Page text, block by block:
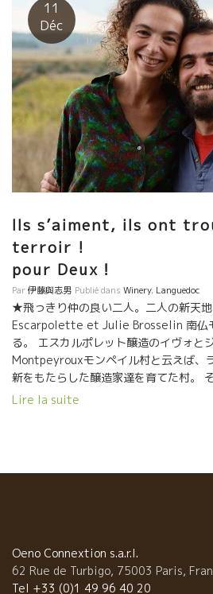
11
Déc
Ils s’aiment, ils ont
terroir !
pour Deux！
Par伊藤與志男 Publié dans Winery, Languedoc
★飛っきり仲の良い二人。二人の新天
Escarpolette et Julie Brosselin 南仏
る。 エスカルポレット醸造のイヴォと
Montpeyrouxモンペイル村と云えば、
新をもたらした醸造家達を育てた村。
に時代を築きつつあるこの二人。 紆余
Lire la suite
Oeno Connextion s.a.r.l.
62 Rue de Turbigo, 75003 Paris,
Tel +33 (0)1 49 96 40 20